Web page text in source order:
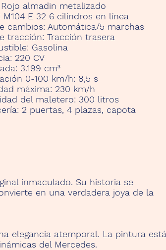
Rojo almadin metalizado
M104 E 32 6 cilindros en línea
cambios: Automática/5 marchas
tracción: Tracción trasera
Gasolina
220 CV
3.199 cm³
0-100 km/h: 8,5 s
máxima: 230 km/h
del maletero: 300 litros
2 puertas, 4 plazas, capota
inmaculado. Su historia se
en una verdadera joya de la
elegancia atemporal. La pintura está
del Mercedes.